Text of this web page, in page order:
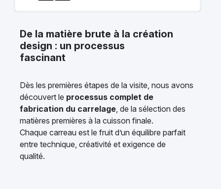
De la matière brute à la création
design : un processus
fascinant
Dès les premières étapes de la visite, nous avons
découvert le processus complet de
fabrication du carrelage, de la sélection des
matières premières à la cuisson finale.
Chaque carreau est le fruit d’un équilibre parfait
entre technique, créativité et exigence de
qualité.